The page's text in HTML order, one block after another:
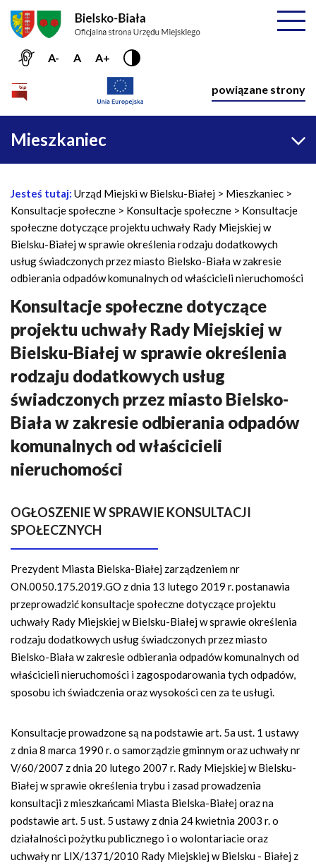
Przejdź do menu głównego
Przejdź do treści
Mapa serwisu
A- A A+
powiązane strony
Główna
nawigacja
Mieszkaniec
Ś
c
i
e
ż
k
a
a
w
i
g
a
c
y
n
Jesteś tutaj: Urząd Miejski w Bielsku-Białej
Mieszkaniec
Konsultacje społeczne
Konsultacje społeczne
Konsultacje
społeczne dotyczące projektu uchwały Rady Miejskiej w
Bielsku-Białej w sprawie określenia rodzaju dodatkowych
usług świadczonych przez miasto Bielsko-Biała w zakresie
odbierania odpadów komunalnych od właścicieli nieruchomości
Konsultacje społeczne dotyczące
projektu uchwały Rady Miejskiej w
Bielsku-Białej w sprawie określenia
rodzaju dodatkowych usług
świadczonych przez miasto Bielsko-
Biała w zakresie odbierania odpadów
komunalnych od właścicieli
nieruchomości
OGŁOSZENIE W SPRAWIE KONSULTACJI
SPOŁECZNYCH
Prezydent Miasta Bielska-Białej zarządzeniem nr
ON.0050.175.2019.GO z dnia 13 lutego 2019 r. postanawia
przeprowadzić konsultacje społeczne dotyczące projektu
uchwały Rady Miejskiej w Bielsku-Białej w sprawie określenia
rodzaju dodatkowych usług świadczonych przez miasto
Bielsko-Biała w zakresie odbierania odpadów komunalnych od
właścicieli nieruchomości i zagospodarowania tych odpadów,
sposobu ich świadczenia oraz wysokości cen za te usługi.
Konsultacje prowadzone są na podstawie art. 5a ust. 1 ustawy
z dnia 8 marca 1990 r. o samorządzie gminnym oraz uchwały nr
V/60/2007 z dnia 20 lutego 2007 r. Rady Miejskiej w Bielsku-
Białej w sprawie określenia trybu i zasad prowadzenia
konsultacji z mieszkańcami Miasta Bielska-Białej oraz na
podstawie art. 5 ust. 5 ustawy z dnia 24 kwietnia 2003 r. o
działalności pożytku publicznego i o wolontariacie oraz
uchwały nr LIX/1371/2010 Rady Miejskiej w Bielsku - Białej z